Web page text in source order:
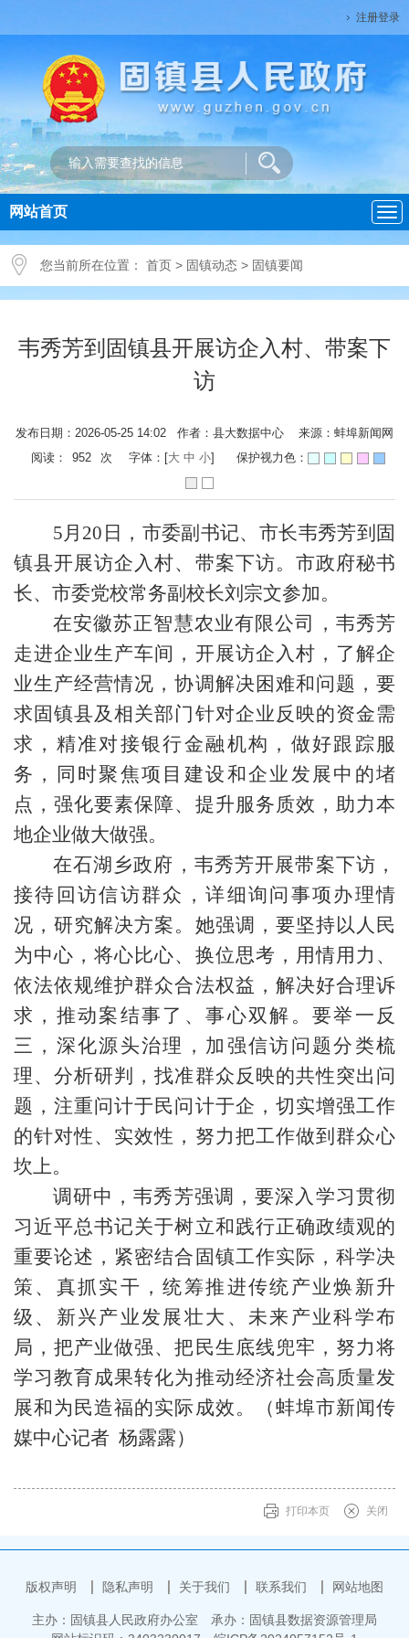
注册登录
导
航
网站首页
您当前所在位置： 首页 > 固镇动态 > 固镇要闻
韦秀芳到固镇县开展访企入村、带案下
访
发布日期：2026-05-25 14:02 作者：县大数据中心 来源：蚌埠新闻网
阅读：
952 次 字体：[大 中 小] 保护视力色：
5月20日，市委副书记、市长韦秀芳到固
镇县开展访企入村、带案下访。市政府秘书
长、市委党校常务副校长刘宗文参加。
在安徽苏正智慧农业有限公司，韦秀芳
走进企业生产车间，开展访企入村，了解企
业生产经营情况，协调解决困难和问题，要
求固镇县及相关部门针对企业反映的资金需
求，精准对接银行金融机构，做好跟踪服
务，同时聚焦项目建设和企业发展中的堵
点，强化要素保障、提升服务质效，助力本
地企业做大做强。
在石湖乡政府，韦秀芳开展带案下访，
接待回访信访群众，详细询问事项办理情
况，研究解决方案。她强调，要坚持以人民
为中心，将心比心、换位思考，用情用力、
依法依规维护群众合法权益，解决好合理诉
求，推动案结事了、事心双解。要举一反
三，深化源头治理，加强信访问题分类梳
理、分析研判，找准群众反映的共性突出问
题，注重问计于民问计于企，切实增强工作
的针对性、实效性，努力把工作做到群众心
坎上。
调研中，韦秀芳强调，要深入学习贯彻
习近平总书记关于树立和践行正确政绩观的
重要论述，紧密结合固镇工作实际，科学决
策、真抓实干，统筹推进传统产业焕新升
级、新兴产业发展壮大、未来产业科学布
局，把产业做强、把民生底线兜牢，努力将
学习教育成果转化为推动经济社会高质量发
展和为民造福的实际成效。（蚌埠市新闻传
媒中心记者 杨露露）
打印本页 关闭
版权声明 隐私声明 关于我们 联系我们 网站地图
主办：固镇县人民政府办公室
承办：固镇县数据资源管理局